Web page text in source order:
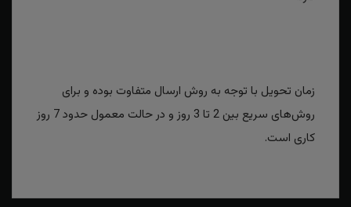
زمان تحویل با توجه به روش ارسال متفاوت بوده و برای
روش‌های سریع بین 2 تا 3 روز و در حالت معمول حدود 7 روز
کاری است.